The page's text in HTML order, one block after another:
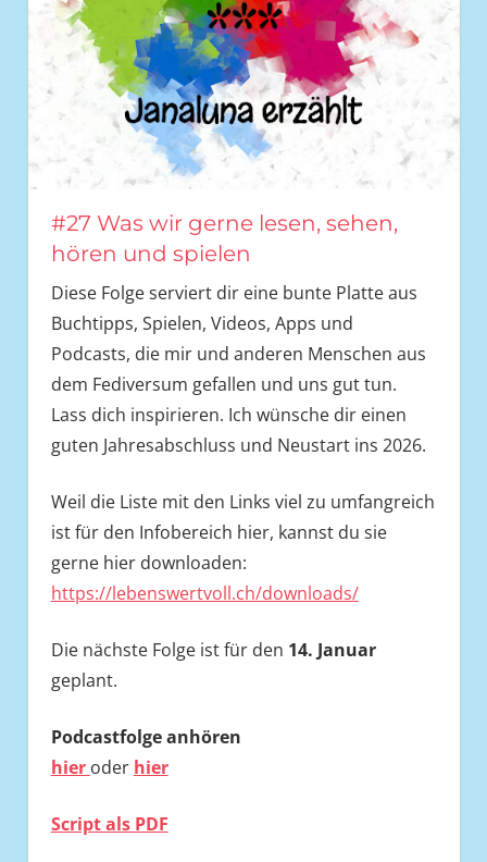
#27 Was wir gerne lesen, sehen,
hören und spielen
Diese Folge serviert dir eine bunte Platte aus
Buchtipps, Spielen, Videos, Apps und
Podcasts, die mir und anderen Menschen aus
dem Fediversum gefallen und uns gut tun.
Lass dich inspirieren. Ich wünsche dir einen
guten Jahresabschluss und Neustart ins 2026.
Weil die Liste mit den Links viel zu umfangreich
ist für den Infobereich hier, kannst du sie
gerne hier downloaden:
https://lebenswertvoll.ch/downloads/
Die nächste Folge ist für den 14. Januar
geplant.
Podcastfolgeanhören
hier oder hier
Script als PDF